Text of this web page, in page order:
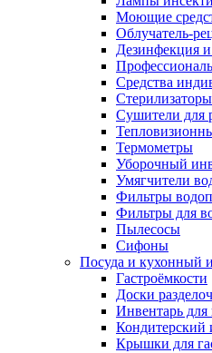
Моющие
Облучатель-
Дезинфекция
Средства
Сушители для
Термометры
Уборочный
Умягчители
Фильтры
Фильтры для
Пылесосы
Сифоны
Посуда и кухонный
Гастроёмкости
Доски
Инвентарь для
Кондитерский
Крышки для